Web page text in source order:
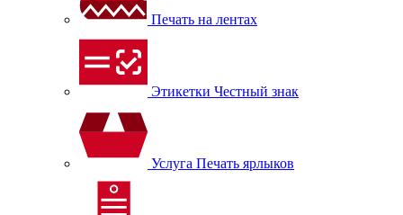
Печать на лентах
Этикетки Честный знак
Услуга Печать ярлыков